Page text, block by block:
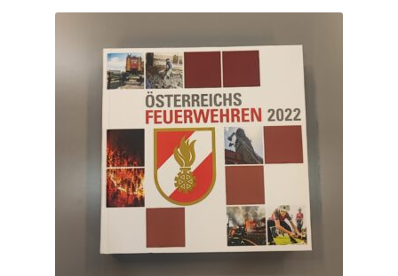
Zahlungsarten